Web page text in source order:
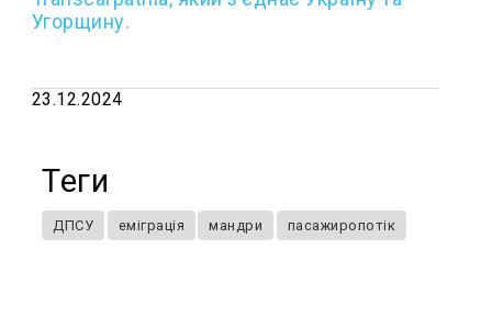
Угорщину.
23.12.2024
Теги
ДПСУ еміграція мандри пасажиропотік